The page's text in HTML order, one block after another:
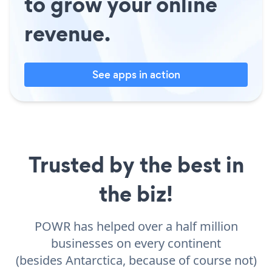
revenue.
See apps in action
Trusted by the best in
the biz!
POWR has helped over a half million
businesses on every continent
(besides Antarctica, because of course not)